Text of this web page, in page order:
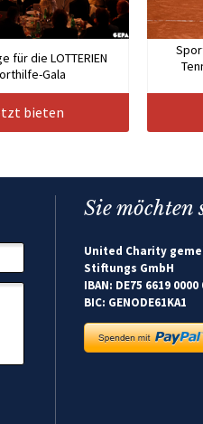
für die LOTTERIEN
Gala
bieten
Sie möchten
United Charity
Stiftungs GmbH
IBAN: DE75 6619 0000
BIC: GENODE61KA1